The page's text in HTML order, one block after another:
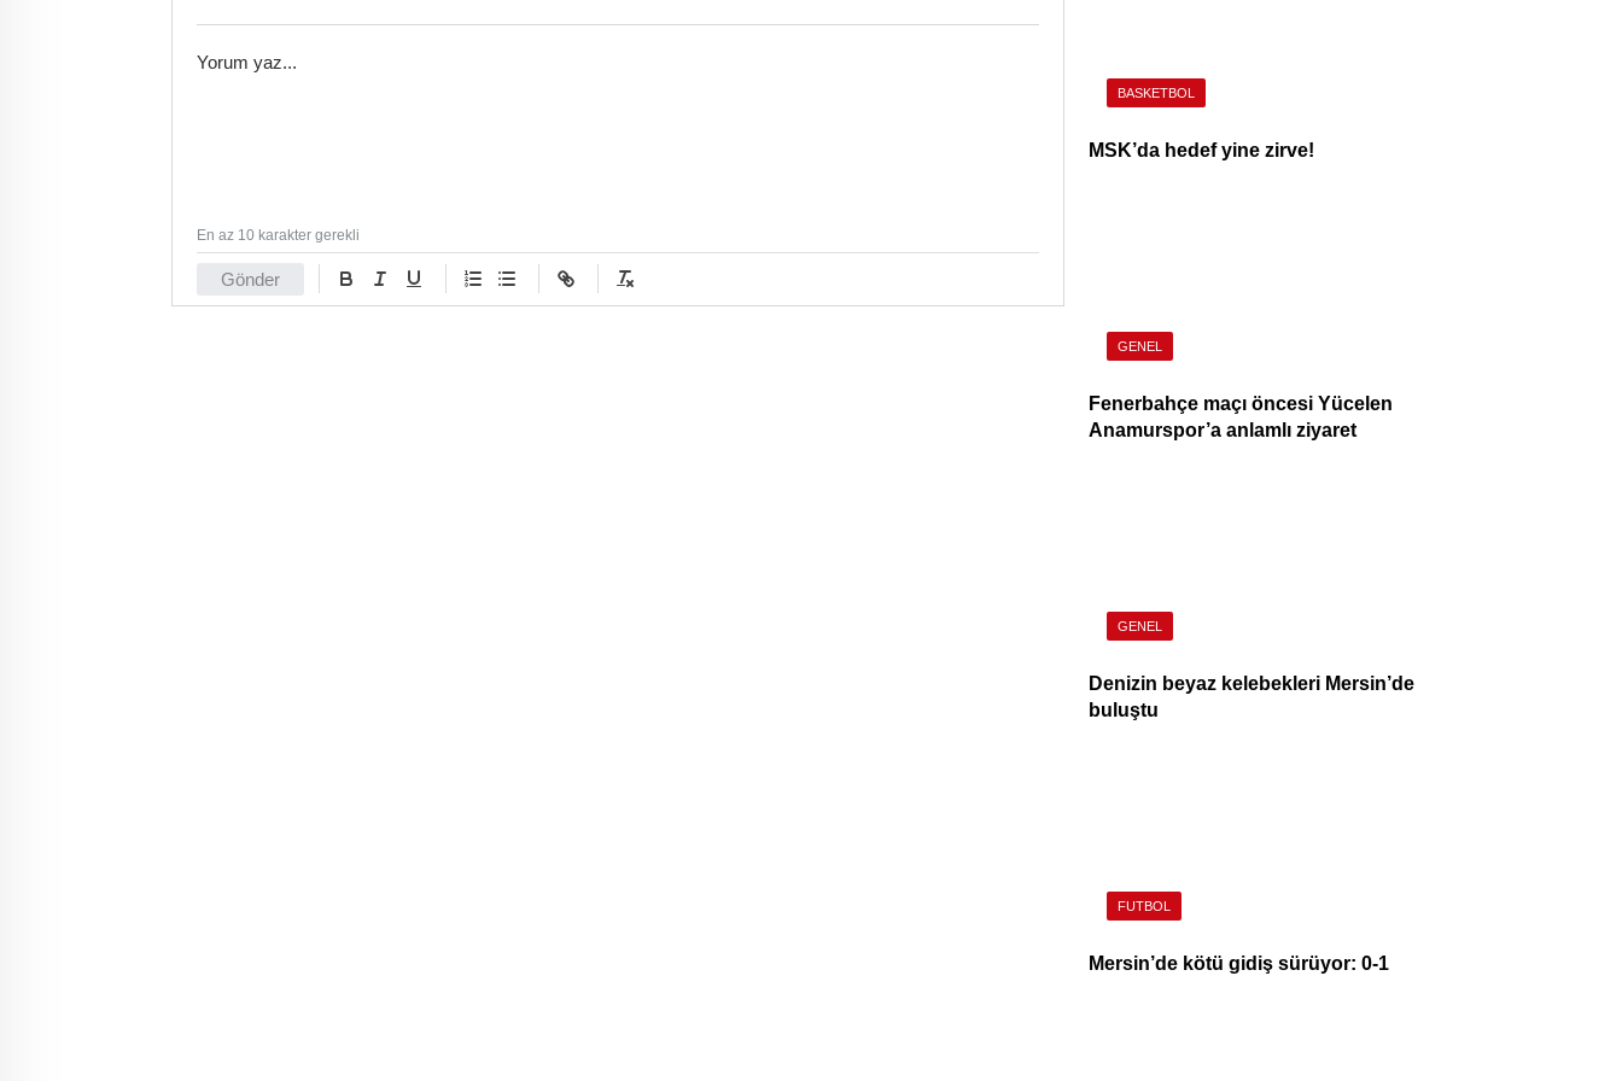
Gönder
En az 10 karakter gerekli
BASKETBOL
MSK’da hedef yine zirve!
GENEL
Fenerbahçe maçı öncesi Yücelen
Anamurspor’a anlamlı ziyaret
GENEL
Denizin beyaz kelebekleri Mersin’de
buluştu
FUTBOL
Mersin’de kötü gidiş sürüyor: 0-1